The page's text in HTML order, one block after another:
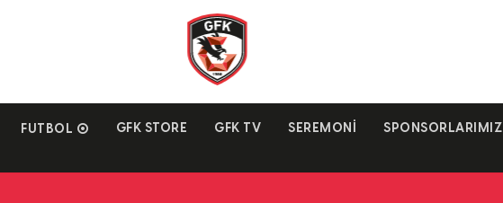
FUTBOL GFK STORE GFK TV SEREMONI SPONSORLARIMIZ